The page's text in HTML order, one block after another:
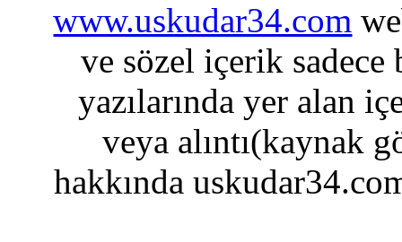
www.uskudar34.com
ve sözel içerik sadece
yazılarında yer alan
veya alıntı(kaynak
hakkında